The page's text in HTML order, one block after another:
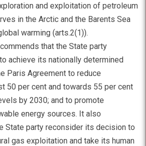
and exploitation of petroleum
in the Arctic and the Barents Sea
warming (arts.2(1)).
that the State party
achieve its nationally determined
Paris Agreement to reduce
50 per cent and towards 55 per cent
by 2030; and to promote
energy sources. It also
State party reconsider its decision to
gas exploitation and take its human